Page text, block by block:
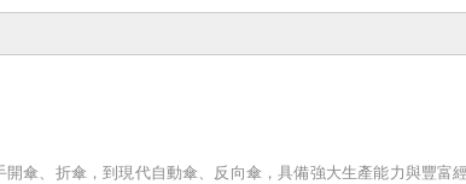
傘、折傘，到現代自動傘、反向傘，具備強大生產能力與豐富